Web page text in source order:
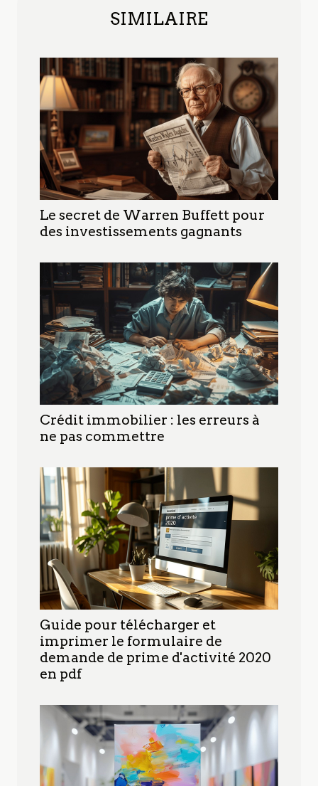
SIMILAIRE
Le secret de Warren Buffett pour
des investissements gagnants
Crédit immobilier : les erreurs à
ne pas commettre
Guide pour télécharger et
imprimer le formulaire de
demande de prime d'activité 2020
en pdf